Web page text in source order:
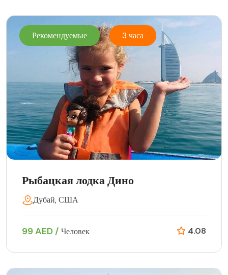
Рекомендуемые 3 часа
Рыбацкая лодка Дино
Дубай, США
99 AED / Человек 4.08